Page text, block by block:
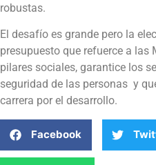
robustas.
El desafío es grande pero la
presupuesto que refuerce a las
pilares sociales, garantice los
seguridad de las personas y
carrera por el desarrollo.
Facebook